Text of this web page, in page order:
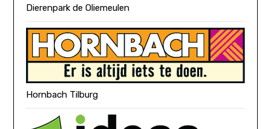
Dierenpark de Oliemeulen
Hornbach Tilburg